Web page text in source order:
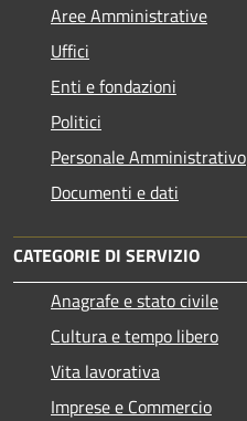
Aree Amministrative
Uffici
Enti e fondazioni
Politici
Personale Amministrativo
Documenti e dati
CATEGORIE DI SERVIZIO
Anagrafe e stato civile
Cultura e tempo libero
Vita lavorativa
Imprese e Commercio